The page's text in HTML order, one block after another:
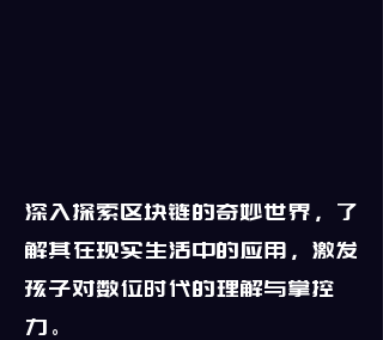
深入探索区块链的奇妙世界，了
解其在现实生活中的应用，激发
孩子对数位时代的理解与掌控
力。